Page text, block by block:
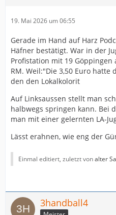
19. Mai 2026 um 06:55
Gerade im Hand auf Harz
Häfner bestätigt. War in der
Profistation mit 19 Göppingen
RM. Weil:"Die 3,50 Euro
den den Lokalkolorit
Auf Linksaussen stellt man
halbwegs springen kann. Bei
man mit einer gelernten LA-
Lässt erahnen, wie eng der
Einmal editiert, zuletzt vonalter
3handball4